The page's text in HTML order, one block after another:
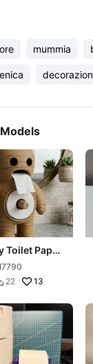
mummia
Toilet Paper
V2
22 13